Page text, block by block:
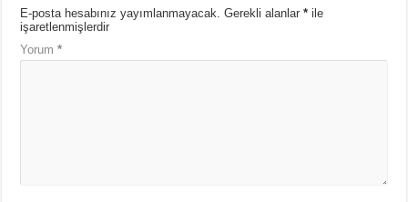
E-posta hesabınız yayımlanmayacak. Gerekli alanlar* ile
işaretlenmişlerdir
Yorum*